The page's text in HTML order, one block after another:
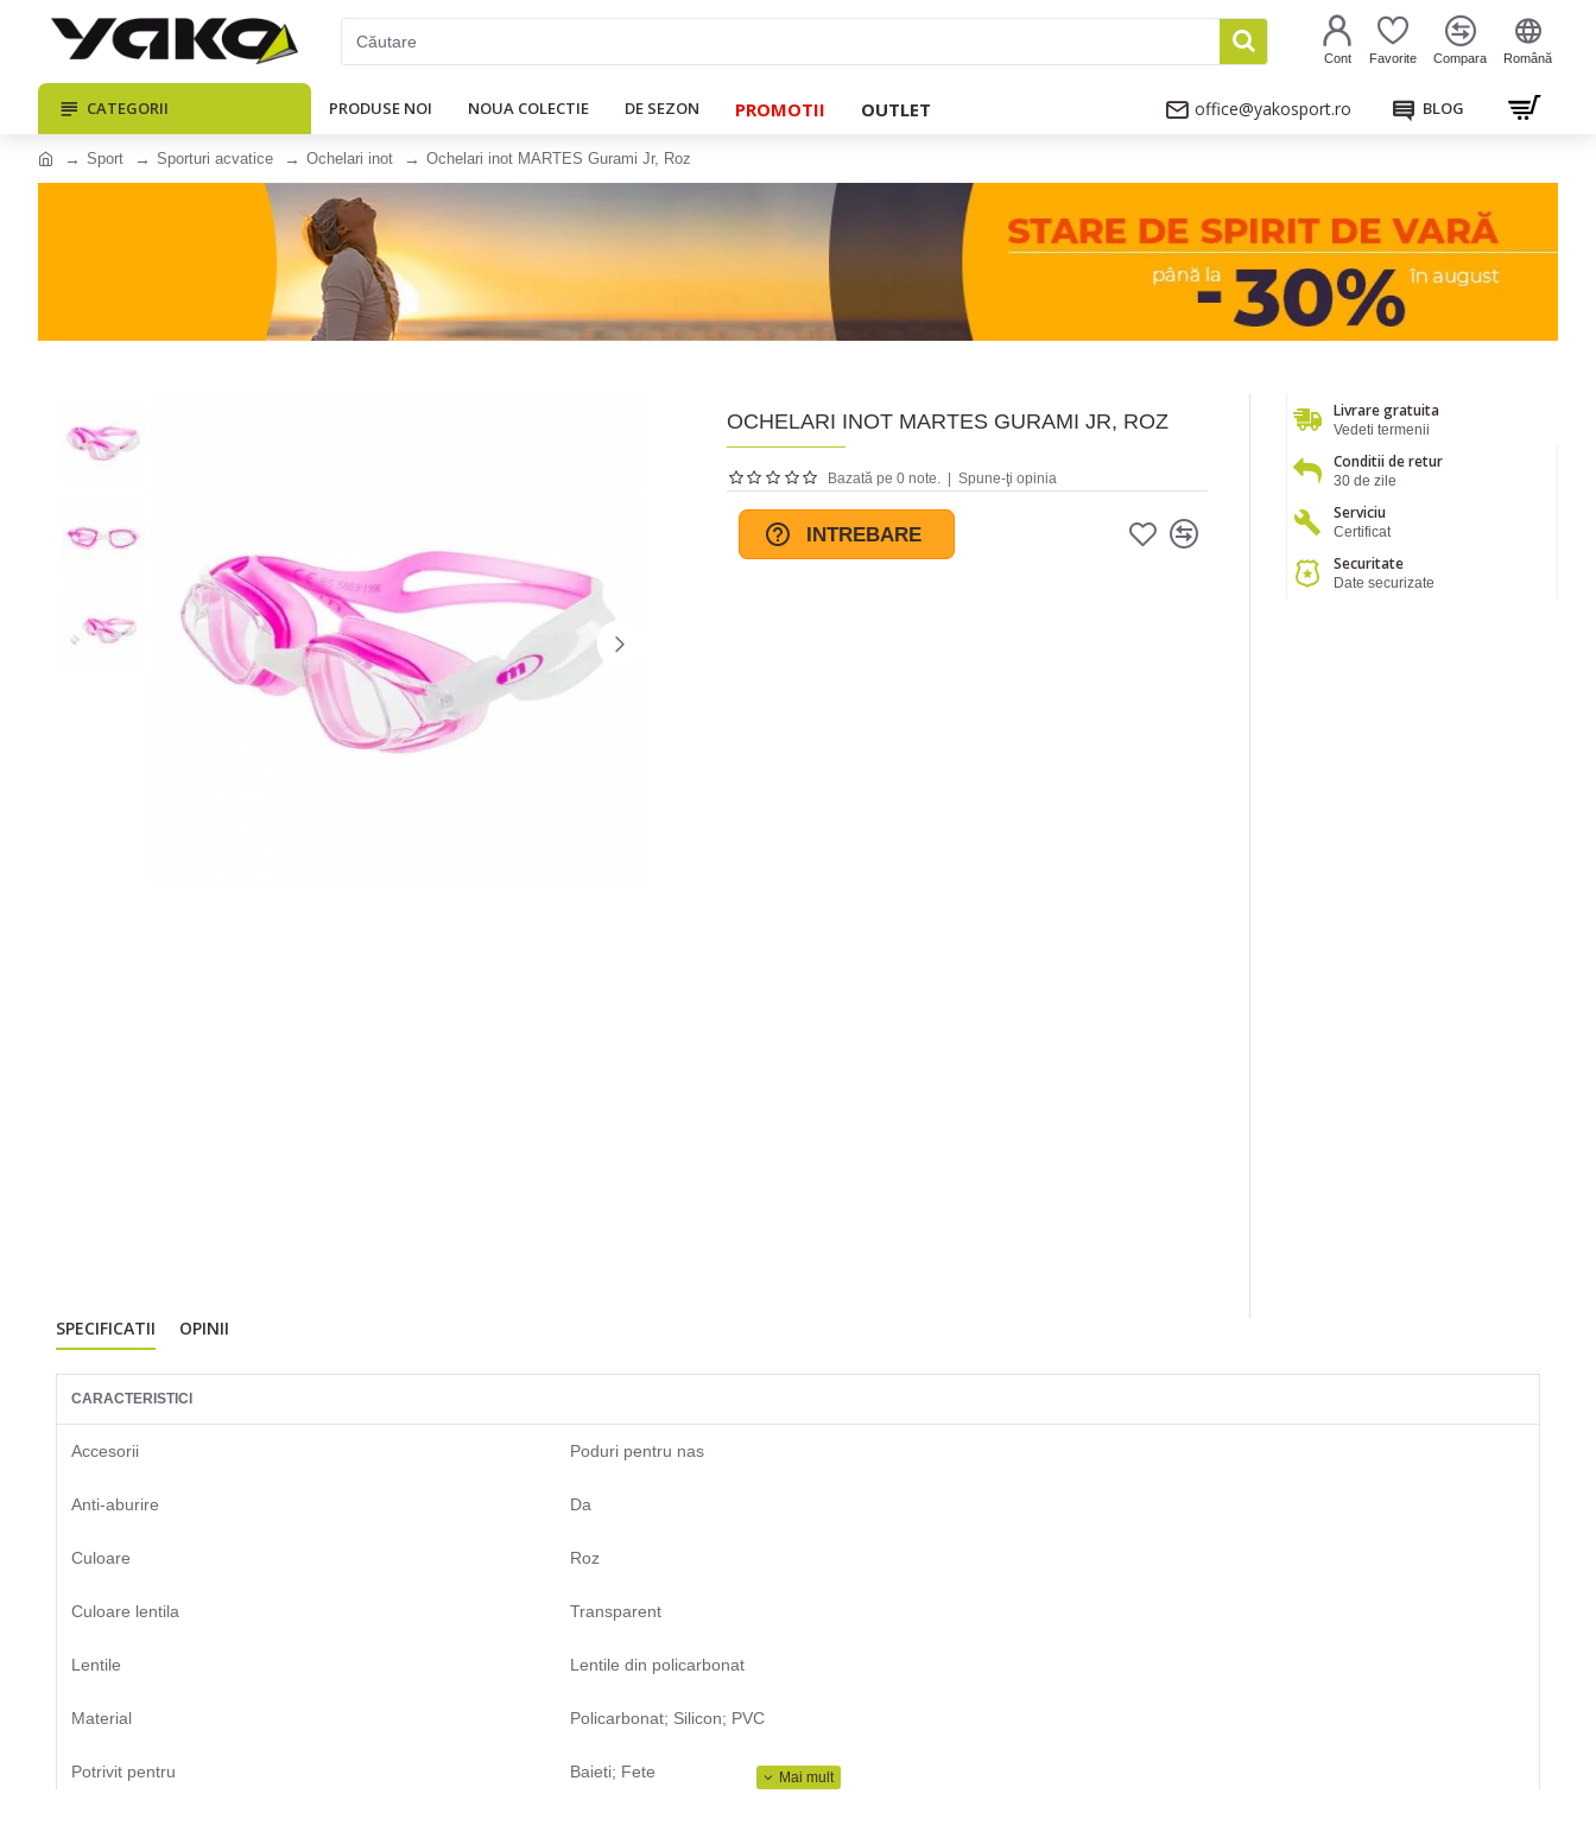
Cont Favorite Compara Română
CATEGORII PRODUSE NOI NOUA COLECTIE DE SEZON PROMOTII OUTLET office@yakosport.ro BLOG
Sport Sporturi acvatice Ochelari inot Ochelari inot MARTES Gurami Jr, Roz
OCHELARI INOT MARTES GURAMI JR, ROZ
Bazată pe 0 note. Spune-ţi opinia
INTREBARE
Livrare gratuita
Vedeti termenii
Conditii de retur
30 de zile
Serviciu
Certificat
Securitate
Date securizate
SPECIFICATII OPINII
CARACTERISTICI
Accesorii Poduri pentru nas
Anti-aburire Da
Culoare Roz
Culoare lentila Transparent
Lentile Lentile din policarbonat
Material Policarbonat; Silicon; PVC
Potrivit pentru Baieti; Fete